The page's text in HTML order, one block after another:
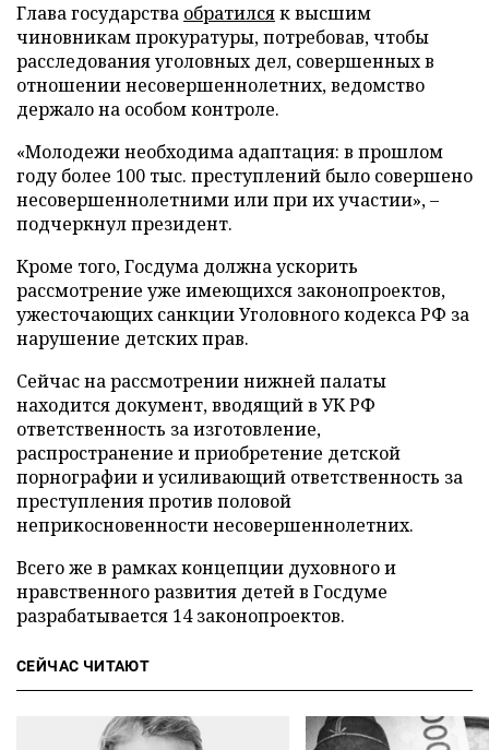
Глава государства обратилсяк высшим
чиновникам прокуратуры, потребовав, чтобы
расследования уголовных дел, совершенных в
отношении несовершеннолетних, ведомство
держало на особом контроле.
«Молодежи необходима адаптация: в прошлом
году более 100 тыс. преступлений было совершено
несовершеннолетними или при их участии», –
подчеркнул президент.
Кроме того, Госдума должна ускорить
рассмотрение уже имеющихся законопроектов,
ужесточающих санкции Уголовного кодекса РФ за
нарушение детских прав.
Сейчас на рассмотрении нижней палаты
находится документ, вводящий в УК РФ
ответственность за изготовление,
распространение и приобретение детской
порнографии и усиливающий ответственность за
преступления против половой
неприкосновенности несовершеннолетних.
Всего же в рамках концепции духовного и
нравственного развития детей в Госдуме
разрабатывается 14 законопроектов.
СЕЙЧАС ЧИТАЮТ